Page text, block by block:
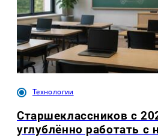
Технологии
Старшеклассников с
углублённо работать с